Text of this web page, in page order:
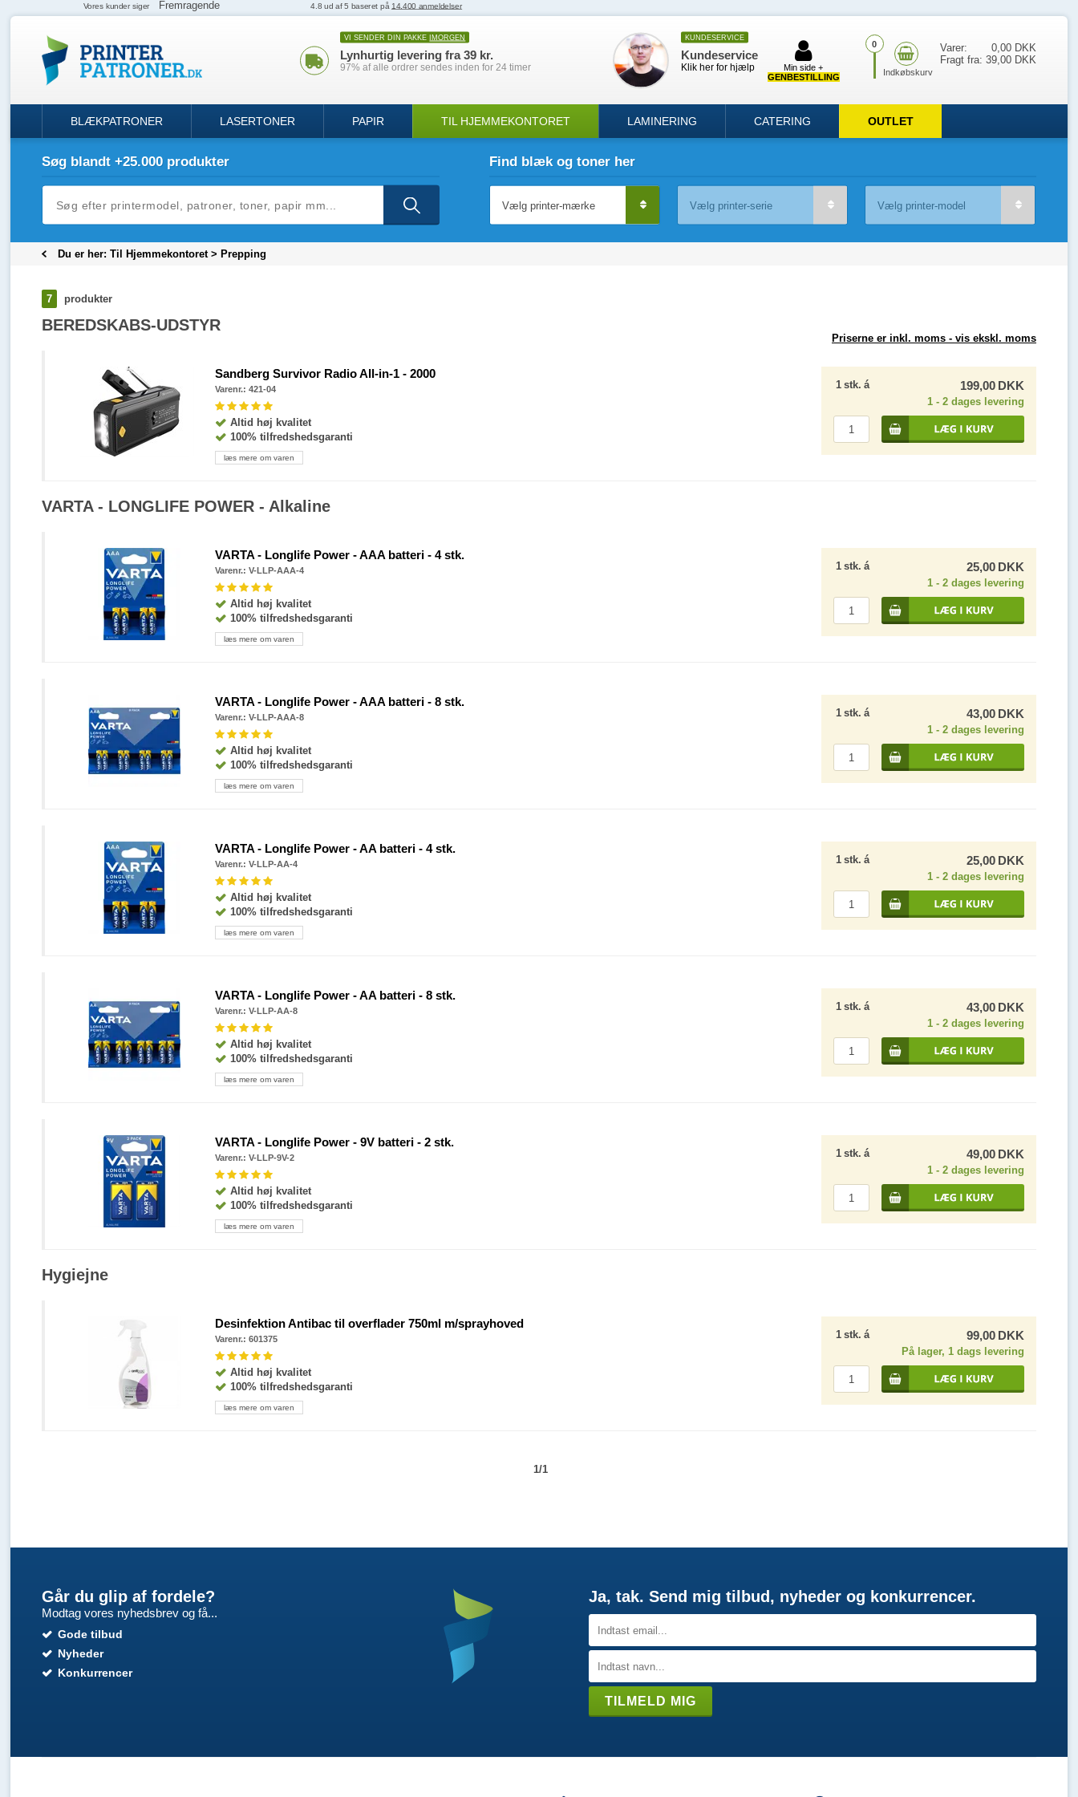
0 Varer:
0,00 DKK
Fragt fra: 39,00 DKK
VI SENDER DIN PAKKE IMORGEN
Lynhurtig levering fra 39 kr.
97% af alle ordrer sendes inden for 24 timer
KUNDESERVICE
Kundeservice
Klik her for hjælp
Min side +
GENBESTILLING
BLÆKPATRONER LASERTONER PAPIR TIL HJEMMEKONTORET LAMINERING CATERING OUTLET
Søg blandt +25.000 produkter Find blæk og toner her
Du er her: Til Hjemmekontoret> Prepping
7 produkter
Priserne er inkl. moms - vis ekskl. moms
BEREDSKABS-UDSTYR
Sandberg Survivor Radio All-in-1 - 2000
Varenr.: 421-04
Altid høj kvalitet
100% tilfredshedsgaranti
læs mere om varen
1 stk. á 199,00 DKK
1 - 2 dages levering
VARTA - LONGLIFE POWER - Alkaline
VARTA - Longlife Power - AAA batteri - 4 stk.
Varenr.: V-LLP-AAA-4
Altid høj kvalitet
100% tilfredshedsgaranti
læs mere om varen
1 stk. á 25,00 DKK
1 - 2 dages levering
VARTA - Longlife Power - AAA batteri - 8 stk.
Varenr.: V-LLP-AAA-8
Altid høj kvalitet
100% tilfredshedsgaranti
læs mere om varen
1 stk. á 43,00 DKK
1 - 2 dages levering
VARTA - Longlife Power - AA batteri - 4 stk.
Varenr.: V-LLP-AA-4
Altid høj kvalitet
100% tilfredshedsgaranti
læs mere om varen
1 stk. á 25,00 DKK
1 - 2 dages levering
VARTA - Longlife Power - AA batteri - 8 stk.
Varenr.: V-LLP-AA-8
Altid høj kvalitet
100% tilfredshedsgaranti
læs mere om varen
1 stk. á 43,00 DKK
1 - 2 dages levering
VARTA - Longlife Power - 9V batteri - 2 stk.
Varenr.: V-LLP-9V-2
Altid høj kvalitet
100% tilfredshedsgaranti
læs mere om varen
1 stk. á 49,00 DKK
1 - 2 dages levering
Hygiejne
Desinfektion Antibac til overflader 750ml m/sprayhoved
Varenr.: 601375
Altid høj kvalitet
100% tilfredshedsgaranti
læs mere om varen
1 stk. á 99,00 DKK
På lager, 1 dags levering
1/1
Går du glip af fordele?
Modtag vores nyhedsbrev og få...
Gode tilbud
Nyheder
Konkurrencer
Ja, tak. Send mig tilbud, nyheder og konkurrencer.